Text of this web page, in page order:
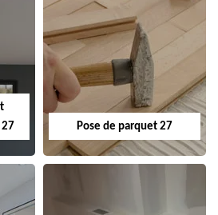
Pose de parquet 27